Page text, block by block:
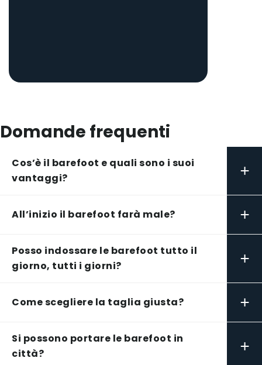
Domande frequenti
Cos’è il barefoot e quali sono i suoi
vantaggi?
+
All’inizio il barefoot farà male? +
Posso indossare le barefoot tutto il
giorno, tutti i giorni?
+
Come scegliere la taglia giusta? +
Si possono portare le barefoot in
città?
+